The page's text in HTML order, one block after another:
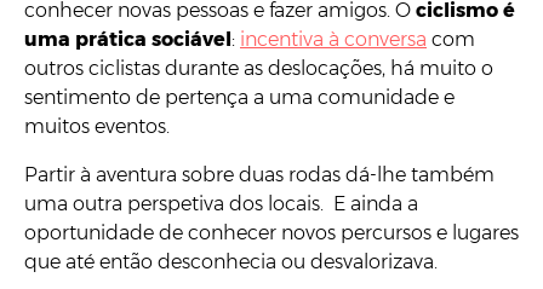
conhecer novas pessoas e fazer amigos. O ciclismo é
uma prática sociável : incentiva à conversa com
outros ciclistas durante as deslocações, há muito o
sentimento de pertença a uma comunidade e
muitos eventos.
Partir à aventura sobre duas rodas dá-lhe também
uma outra perspetiva dos locais. E ainda a
oportunidade de conhecer novos percursos e lugares
que até então desconhecia ou desvalorizava.